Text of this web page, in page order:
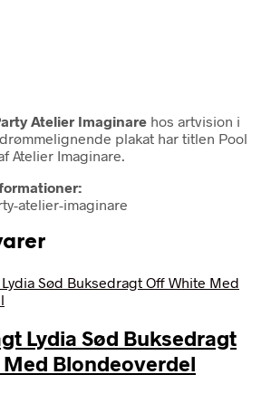
Atelier Imaginare hos artvision i
plakat har titlen Pool
Atelier Imaginare.
atelier-imaginare
Lydia Sød Buksedragt
Blondeoverdel